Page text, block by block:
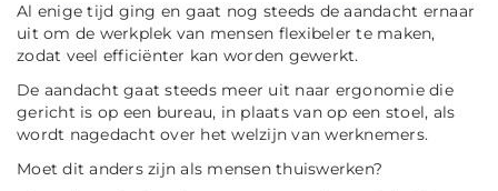
Al enige tijd ging en gaat nog steeds de aandacht ernaar
uit om de werkplek van mensen flexibeler te maken,
zodat veel efficiënter kan worden gewerkt.
De aandacht gaat steeds meer uit naar ergonomie die
gericht is op een bureau, in plaats van op een stoel, als
wordt nagedacht over het welzijn van werknemers.
Moet dit anders zijn als mensen thuiswerken?